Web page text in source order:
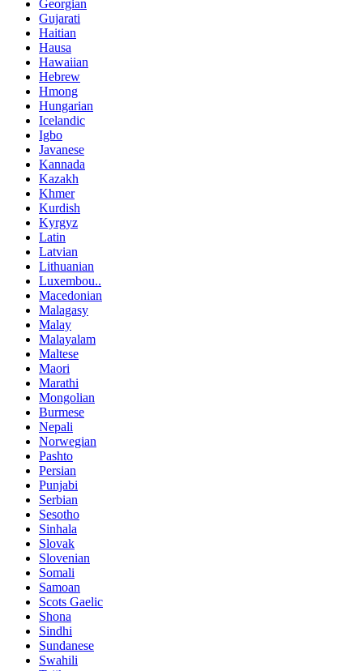
Georgian
Gujarati
Haitian
Hausa
Hawaiian
Hebrew
Hmong
Hungarian
Icelandic
Igbo
Javanese
Kannada
Kazakh
Khmer
Kurdish
Kyrgyz
Latin
Latvian
Lithuanian
Luxembou..
Macedonian
Malagasy
Malay
Malayalam
Maltese
Maori
Marathi
Mongolian
Burmese
Nepali
Norwegian
Pashto
Persian
Punjabi
Serbian
Sesotho
Sinhala
Slovak
Slovenian
Somali
Samoan
Scots Gaelic
Shona
Sindhi
Sundanese
Swahili